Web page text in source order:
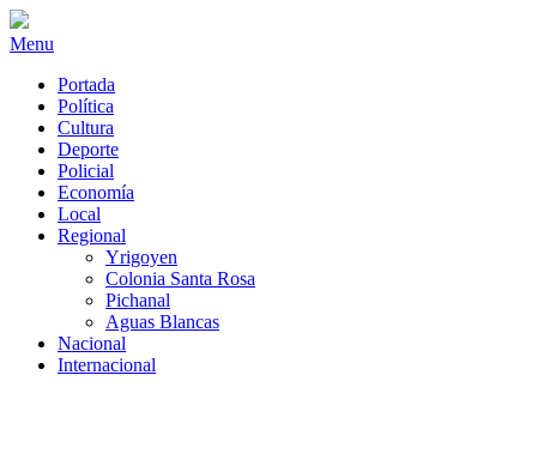
Menu
Portada
Política
Cultura
Deporte
Policial
Economía
Local
Regional
Yrigoyen
Colonia Santa Rosa
Pichanal
Aguas Blancas
Nacional
Internacional